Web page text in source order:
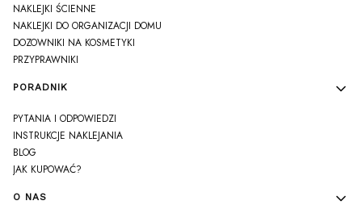
NAKLEJKI ŚCIENNE
NAKLEJKI DO ORGANIZACJI DOMU
DOZOWNIKI NA KOSMETYKI
PRZYPRAWNIKI
PORADNIK
PYTANIA I ODPOWIEDZI
INSTRUKCJE NAKLEJANIA
BLOG
JAK KUPOWAĆ?
O NAS